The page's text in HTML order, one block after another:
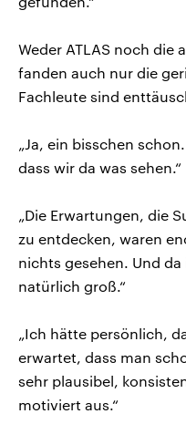
Weder ATLAS noch die
fanden auch nur die
Fachleute sind
„Ja, ein bisschen
dass wir da was sehen.“
„Die Erwartungen, die
zu entdecken, waren
nichts gesehen. Und
natürlich groß.“
„Ich hätte persönlich,
erwartet, dass man
sehr plausibel,
motiviert aus.“